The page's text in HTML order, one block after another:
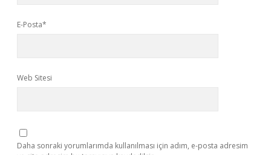
E-Posta*
Web Sitesi
Daha sonraki yorumlarımda kullanılması için adım, e-posta adresim